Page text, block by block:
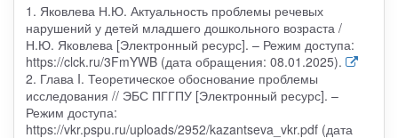
1. Яковлева Н.Ю. Актуальность проблемы речевых
нарушений у детей младшего дошкольного возраста /
Н.Ю. Яковлева [Электронный ресурс]. – Режим доступа:
https://clck.ru/3FmYWB (дата обращения: 08.01.2025).
2. Глава I. Теоретическое обоснование проблемы
исследования // ЭБС ПГГПУ [Электронный ресурс]. –
Режим доступа:
https://vkr.pspu.ru/uploads/2952/kazantseva_vkr.pdf (дата